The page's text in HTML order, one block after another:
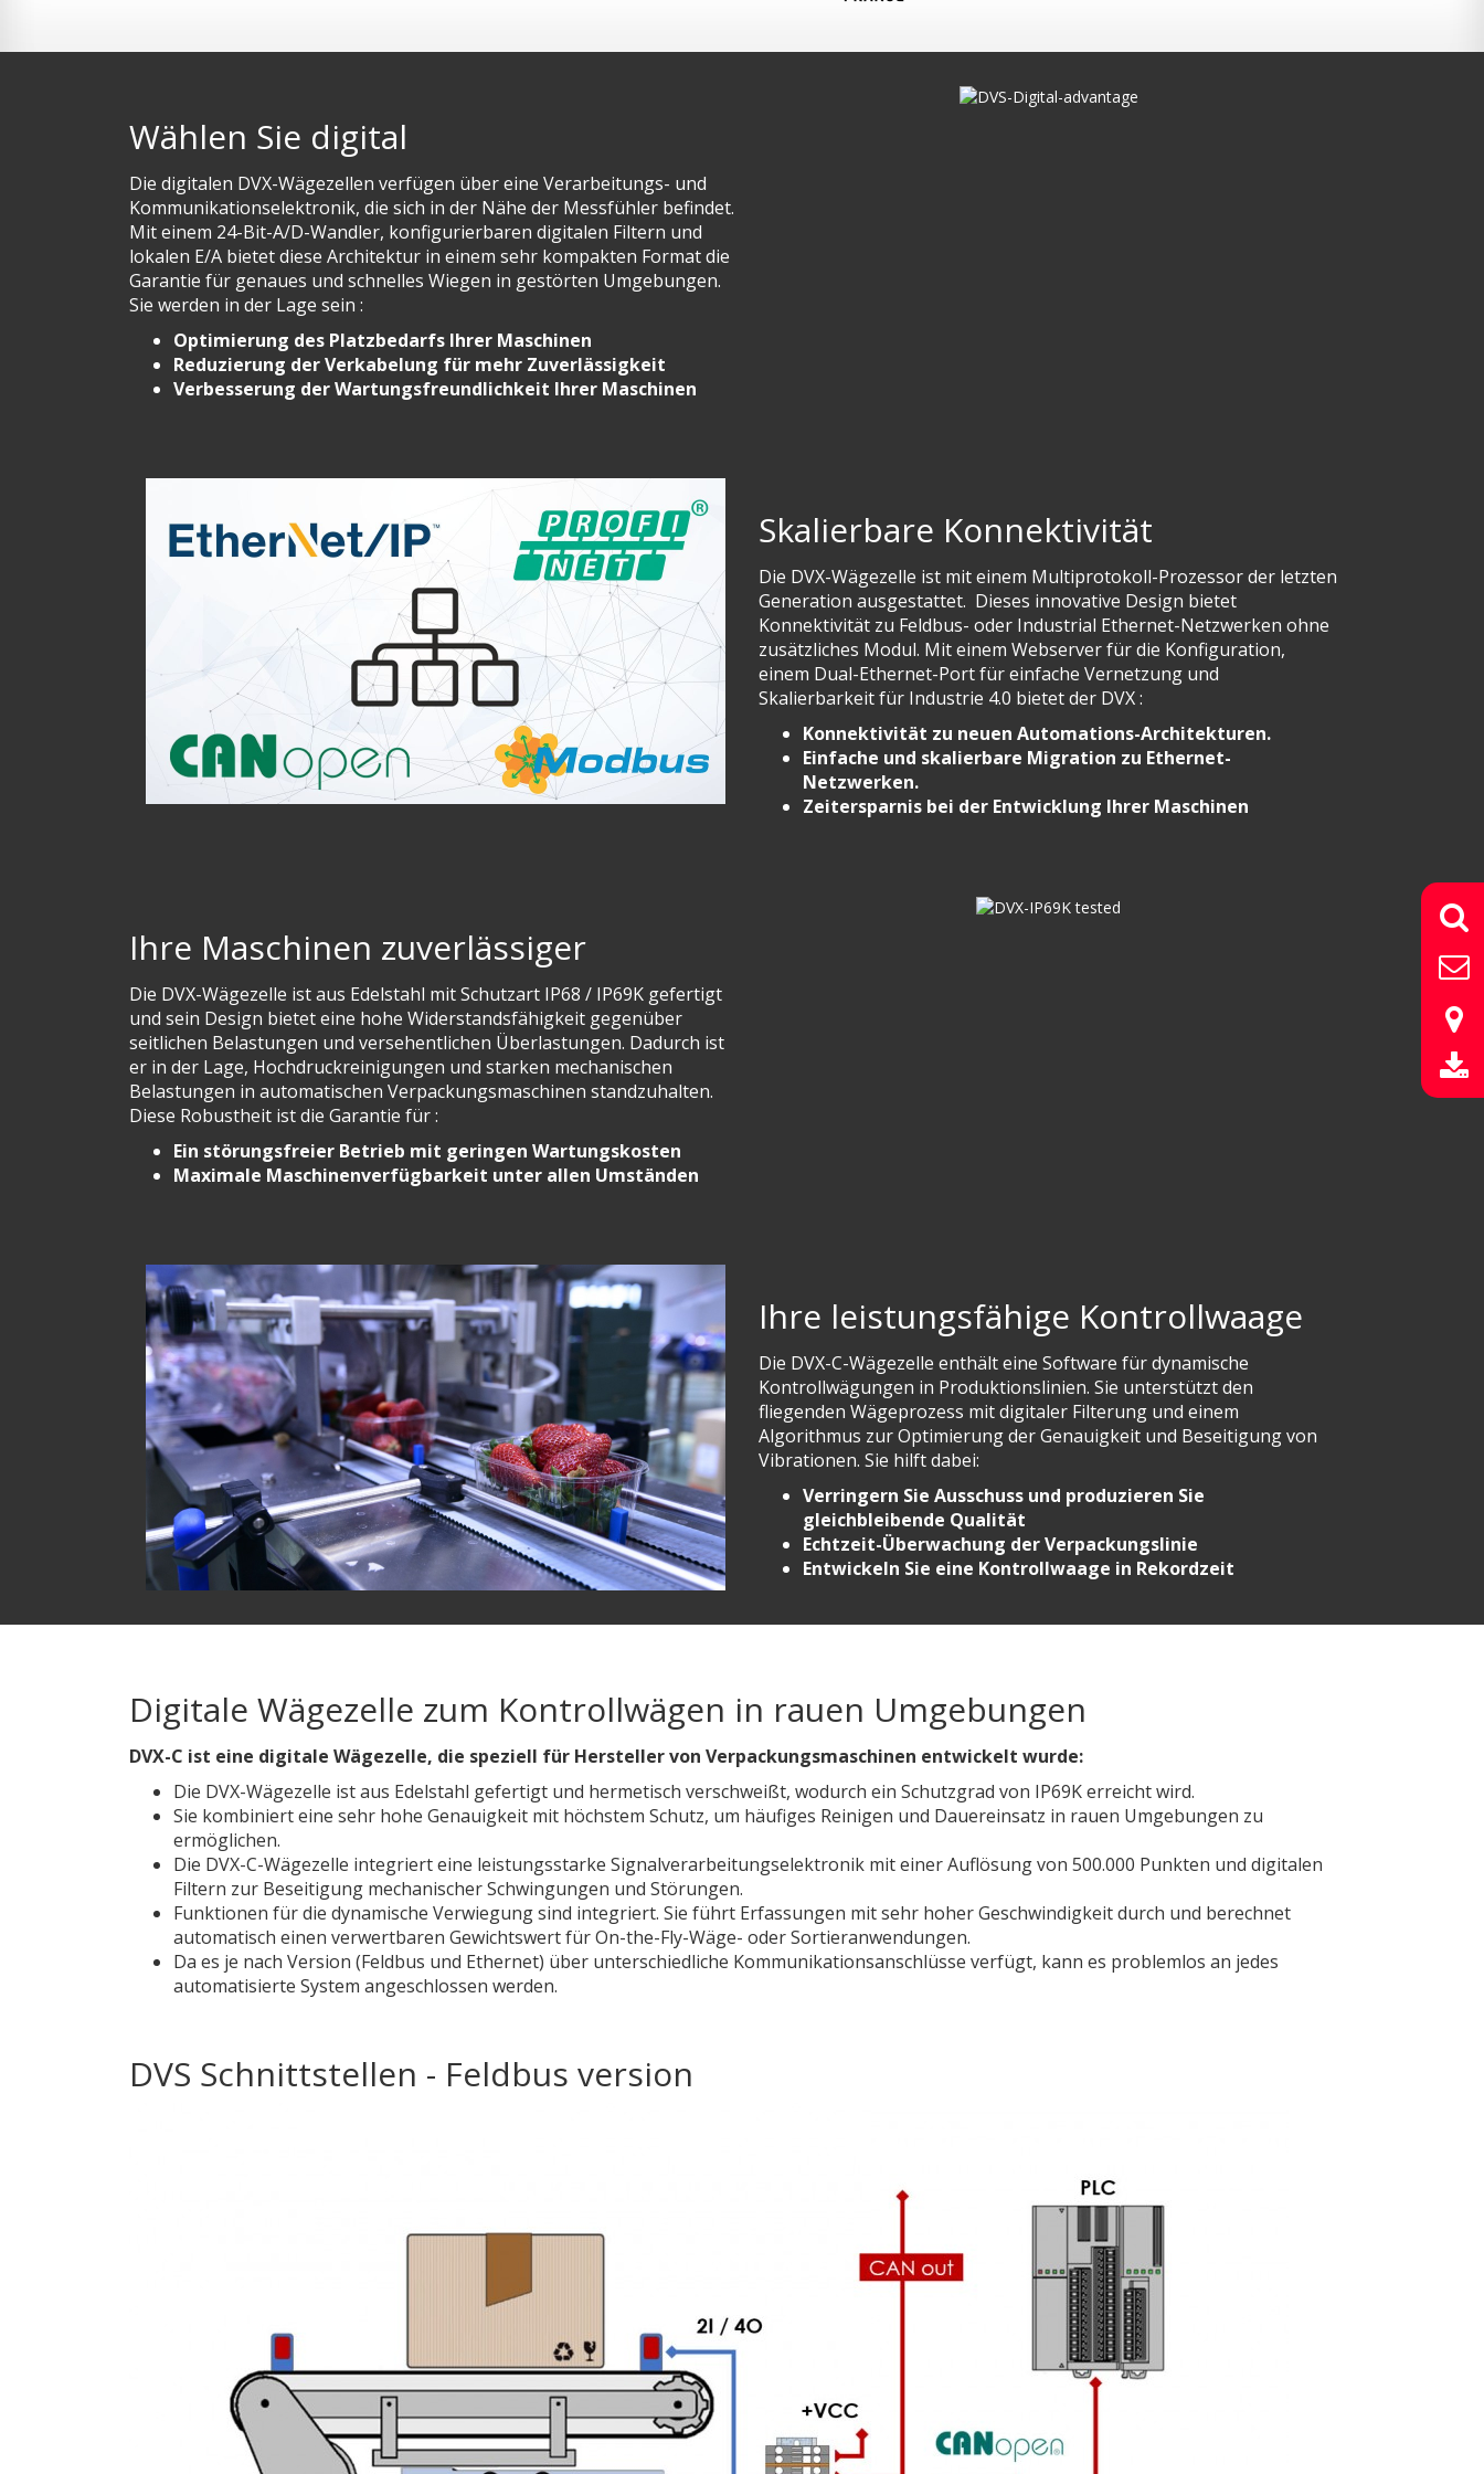
Wählen Sie digital
Die digitalen DVX-Wägezellen verfügen über eine Verarbeitungs- und
Kommunikationselektronik, die sich in der Nähe der Messfühler befindet.
Mit einem 24-Bit-A/D-Wandler, konfigurierbaren digitalen Filtern und
lokalen E/A bietet diese Architektur in einem sehr kompakten Format die
Garantie für genaues und schnelles Wiegen in gestörten Umgebungen.
Sie werden in der Lage sein :
Optimierung des Platzbedarfs Ihrer Maschinen
Reduzierung der Verkabelung für mehr Zuverlässigkeit
Verbesserung der Wartungsfreundlichkeit Ihrer Maschinen
Skalierbare Konnektivität
Die DVX-Wägezelle ist mit einem Multiprotokoll-Prozessor der letzten
Generation ausgestattet. Dieses innovative Design bietet
Konnektivität zu Feldbus- oder Industrial Ethernet-Netzwerken ohne
zusätzliches Modul. Mit einem Webserver für die Konfiguration,
einem Dual-Ethernet-Port für einfache Vernetzung und
Skalierbarkeit für Industrie 4.0 bietet der DVX :
Konnektivität zu neuen Automations-Architekturen.
Einfache und skalierbare Migration zu Ethernet-
Netzwerken.
Zeitersparnis bei der Entwicklung Ihrer Maschinen
Ihre Maschinen zuverlässiger
Die DVX-Wägezelle ist aus Edelstahl mit Schutzart IP68 / IP69K gefertigt
und sein Design bietet eine hohe Widerstandsfähigkeit gegenüber
seitlichen Belastungen und versehentlichen Überlastungen. Dadurch ist
er in der Lage, Hochdruckreinigungen und starken mechanischen
Belastungen in automatischen Verpackungsmaschinen standzuhalten.
Diese Robustheit ist die Garantie für :
Ein störungsfreier Betrieb mit geringen Wartungskosten
Maximale Maschinenverfügbarkeit unter allen Umständen
Ihre leistungsfähige Kontrollwaage
Die DVX-C-Wägezelle enthält eine Software für dynamische
Kontrollwägungen in Produktionslinien. Sie unterstützt den
fliegenden Wägeprozess mit digitaler Filterung und einem
Algorithmus zur Optimierung der Genauigkeit und Beseitigung von
Vibrationen. Sie hilft dabei:
Verringern Sie Ausschuss und produzieren Sie
gleichbleibende Qualität
Echtzeit-Überwachung der Verpackungslinie
Entwickeln Sie eine Kontrollwaage in Rekordzeit
Digitale Wägezelle zum Kontrollwägen in rauen Umgebungen
DVX-C ist eine digitale Wägezelle, die speziell für Hersteller von Verpackungsmaschinen entwickelt wurde:
Die DVX-Wägezelle ist aus Edelstahl gefertigt und hermetisch verschweißt, wodurch ein Schutzgrad von IP69K erreicht wird.
Sie kombiniert eine sehr hohe Genauigkeit mit höchstem Schutz, um häufiges Reinigen und Dauereinsatz in rauen Umgebungen zu
ermöglichen.
Die DVX-C-Wägezelle integriert eine leistungsstarke Signalverarbeitungselektronik mit einer Auflösung von 500.000 Punkten und digitalen
Filtern zur Beseitigung mechanischer Schwingungen und Störungen.
Funktionen für die dynamische Verwiegung sind integriert. Sie führt Erfassungen mit sehr hoher Geschwindigkeit durch und berechnet
automatisch einen verwertbaren Gewichtswert für On-the-Fly-Wäge- oder Sortieranwendungen.
Da es je nach Version (Feldbus und Ethernet) über unterschiedliche Kommunikationsanschlüsse verfügt, kann es problemlos an jedes
automatisierte System angeschlossen werden.
DVS Schnittstellen - Feldbus version